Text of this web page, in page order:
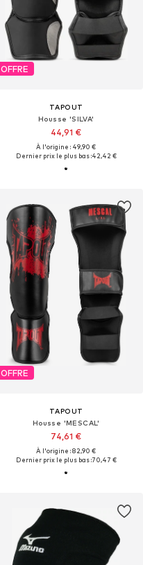
OFFRE
TAPOUT
Housse 'SILVA'
44,91 €
À l'origine : 49,90 €
Dernier prix le plus bas :42,42 €
OFFRE
TAPOUT
Housse 'MESCAL'
74,61 €
À l'origine : 82,90 €
Dernier prix le plus bas :70,47 €